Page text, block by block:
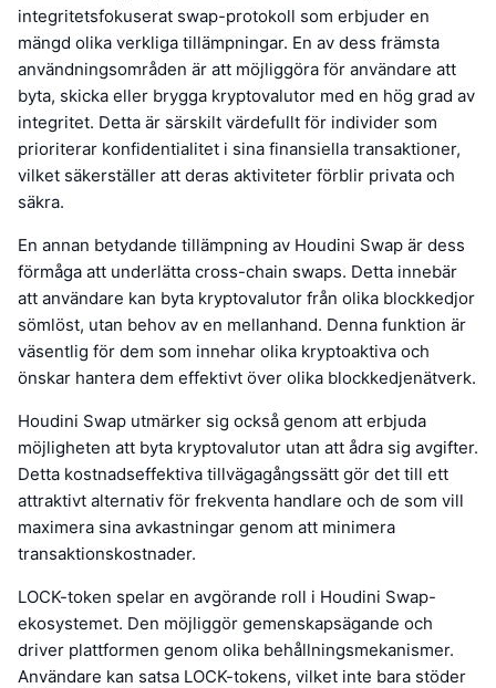
integritetsfokuserat swap-protokoll som erbjuder en
mängd olika verkliga tillämpningar. En av dess främsta
användningsområden är att möjliggöra för användare att
byta, skicka eller brygga kryptovalutor med en hög grad av
integritet. Detta är särskilt värdefullt för individer som
prioriterar konfidentialitet i sina finansiella transaktioner,
vilket säkerställer att deras aktiviteter förblir privata och
säkra.
En annan betydande tillämpning av Houdini Swap är dess
förmåga att underlätta cross-chain swaps. Detta innebär
att användare kan byta kryptovalutor från olika blockkedjor
sömlöst, utan behov av en mellanhand. Denna funktion är
väsentlig för dem som innehar olika kryptoaktiva och
önskar hantera dem effektivt över olika blockkedjenätverk.
Houdini Swap utmärker sig också genom att erbjuda
möjligheten att byta kryptovalutor utan att ådra sig avgifter.
Detta kostnadseffektiva tillvägagångssätt gör det till ett
attraktivt alternativ för frekventa handlare och de som vill
maximera sina avkastningar genom att minimera
transaktionskostnader.
LOCK-token spelar en avgörande roll i Houdini Swap-
ekosystemet. Den möjliggör gemenskapsägande och
driver plattformen genom olika behållningsmekanismer.
Användare kan satsa LOCK-tokens, vilket inte bara stöder